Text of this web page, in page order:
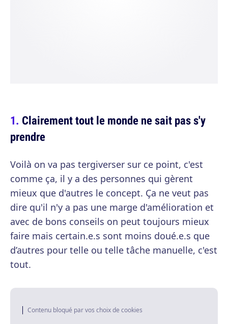
Clairement tout le monde ne sait pas s'y
prendre
Voilà on va pas tergiverser sur ce point, c'est
comme ça, il y a des personnes qui gèrent
mieux que d'autres le concept. Ça ne veut pas
dire qu'il n'y a pas une marge d'amélioration et
avec de bons conseils on peut toujours mieux
faire mais certain.e.s sont moins doué.e.s que
d’autres pour telle ou telle tâche manuelle, c'est
tout.
Contenu bloqué par vos choix de cookies